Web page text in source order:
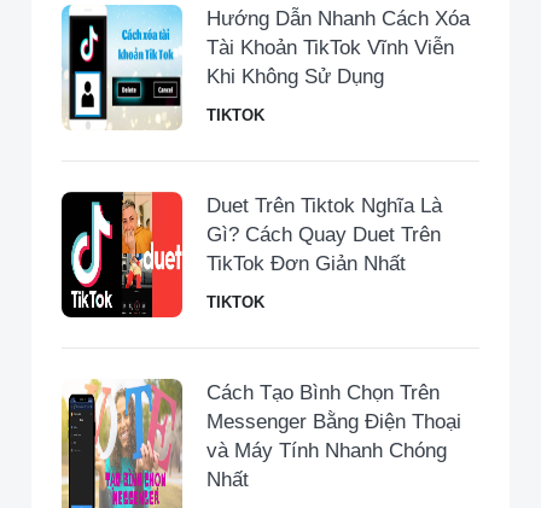
Hướng Dẫn Nhanh Cách Xóa
Tài Khoản TikTok Vĩnh Viễn
Khi Không Sử Dụng
TIKTOK
Duet Trên Tiktok Nghĩa Là
Gì? Cách Quay Duet Trên
TikTok Đơn Giản Nhất
TIKTOK
Cách Tạo Bình Chọn Trên
Messenger Bằng Điện Thoại
và Máy Tính Nhanh Chóng
Nhất